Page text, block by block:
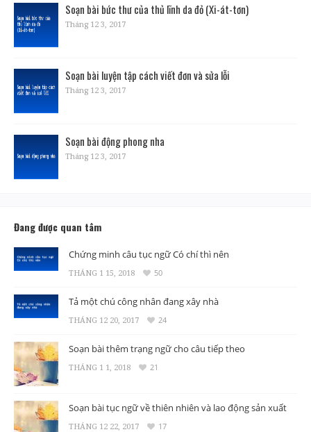
Soạn bài bức thư của thủ lĩnh da đỏ (Xi-át-tơn)
Tháng 12 3, 2017
Soạn bài luyện tập cách viết đơn và sửa lỗi
Tháng 12 3, 2017
Soạn bài động phong nha
Tháng 12 3, 2017
Đang được quan tâm
Chứng minh câu tục ngữ Có chí thì nên
THÁNG 1 15, 2018 50
Tả một chú công nhân đang xây nhà
THÁNG 12 20, 2017 24
Soạn bài thêm trạng ngữ cho câu tiếp theo
THÁNG 1 1, 2018 21
Soạn bài tục ngữ về thiên nhiên và lao động sản xuất
THÁNG 12 22, 2017 17